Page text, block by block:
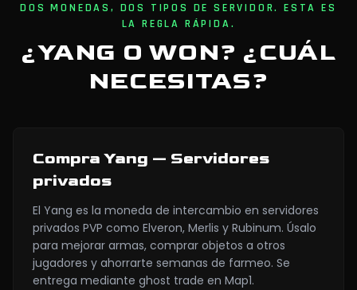
DOS MONEDAS, DOS TIPOS DE SERVIDOR. ESTA ES
LA REGLA RÁPIDA.
¿YANG O WON? ¿CUÁL
NECESITAS?
Compra Yang — Servidores
privados
El Yang es la moneda de intercambio en servidores
privados PVP como Elveron, Merlis y Rubinum. Úsalo
para mejorar armas, comprar objetos a otros
jugadores y ahorrarte semanas de farmeo. Se
entrega mediante ghost trade en Map1.